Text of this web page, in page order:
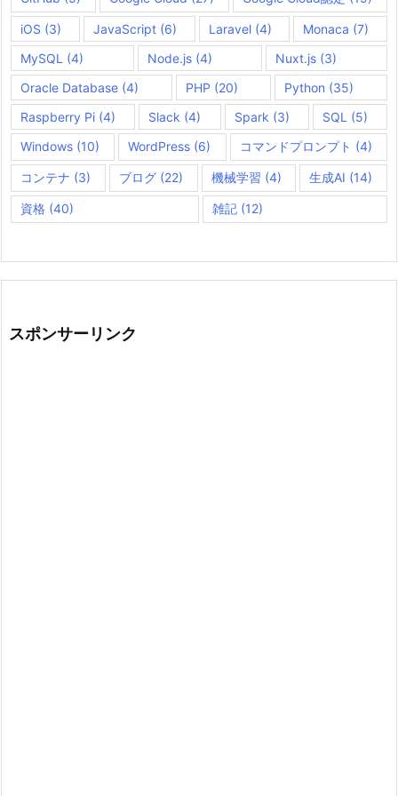
iOS (3) JavaScript(6) Laravel(4) Monaca (7)
MySQL (4) Node.js(4) Nuxt.js (3)
Oracle Database (4) PHP (20) Python (35)
Raspberry Pi (4) Slack (4) Spark (3) SQL (5)
Windows (10) WordPress (6) コマンドプロンプト (4)
コンテナ (3) ブログ(22) 機械学習 (4) 生成AI (14)
資格 (40) 雑記(12)
スポンサーリンク